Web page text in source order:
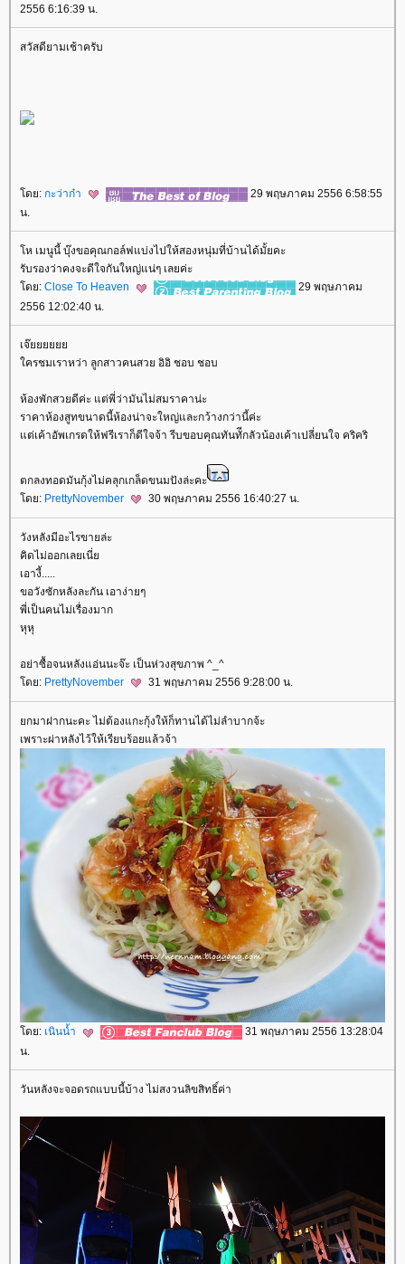
2556 6:16:39 น.
สวัสดียามเช้าครับ
ดย: กะว่าก๋า
29 พฤษภาคม 2556 6:58:55
น.
ห เมนูนี้ บุ๊งขอคุณกอล์ฟแบ่งไปให้สองหนุ่มที่บ้านได้มั้ยคะ
รับรองว่าคงจะดีใจกันใหญ่แน่ๆ เลยค่ะ
ดย: Close To Heaven
29 พฤษภาคม
2556 12:02:40 น.
เจ๊
ครชมเราหว่า ลูกสาวคนสวย อิอิ ชอบ ชอบ
ห้องพักสวยดีค่ะ แต่พี่ว่ามันไม่สมราคาน่ะ
ราคาห้องสูทขนาดนี้ห้องน่าจะใหญ่และกว้างกว่านี้ค่ะ
ต่เค้าอัพเกรดให้ฟรีเราก็ดีใจจ้า รีบขอบคุณทันทัีกลัวน้องเค้าเปลี่ยนใจ คริคริ
ตกลงทอดมันกุ้งไม่คลุกเกล็ดขนมปังล่ะคะ
ดย: PrettyNovember 30 พฤษภาคม 2556 16:40:27 น.
วังหลังมีอะไรขายล่ะ
คิดไม่ออกเลยเนี่
เอางี้.....
ขอวังซักหลังละกัน เอาง่ายๆ
พี่เป็นคนไม่เรื่องมาก
หุหุ
อย่าซื้อจนหลังแอ่นนะจ๊ะ เป็นห่วงสุขภาพ ^_^
ดย: PrettyNovember 31 พฤษภาคม 2556 9:28:00 น.
กมาฝากนะคะ ไม่ต้องแกะกุ้งให้ก็ทานได้ไม่ลำบากจ้ะ
เพราะผ่าหลังไว้ให้เรียบร้อยแล้วจ้า
ดย: เนินน้ำ
31 พฤษภาคม 2556 13:28:04
น.
วันหลังจะจอดรถแบบนี้บ้าง ไม่สงวนลิขสิทธิ์ค่า